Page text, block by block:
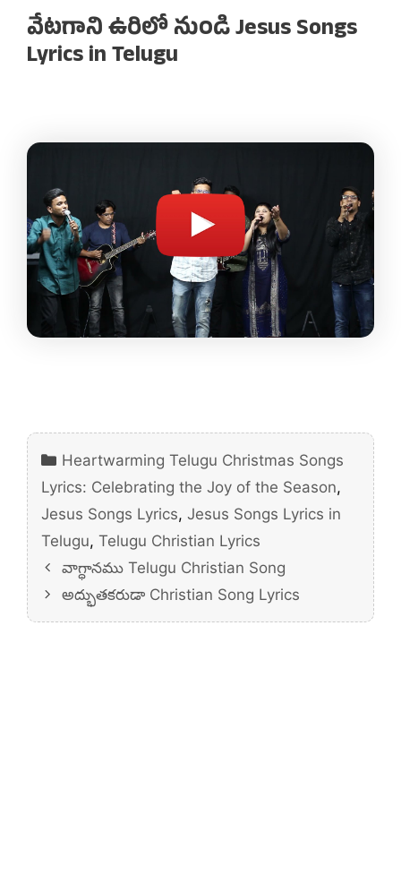
వేటగాని ఉరిలో నుండి Jesus Songs
Lyrics in Telugu
Categories
Heartwarming Telugu Christmas Songs
Lyrics: Celebrating the Joy of the Season,
Jesus Songs Lyrics, Jesus Songs Lyrics in
Telugu, Telugu Christian Lyrics
వాగ్ధానము Telugu Christian Song
అద్భుతకరుడా Christian Song Lyrics